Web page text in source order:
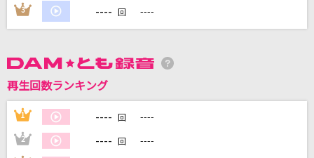
家族や友達と一緒に！練習にも！
3 ---- 回 ----
再生回数ランキング
1 ---- 回 ----
2 ---- 回 ----